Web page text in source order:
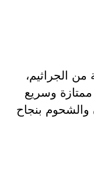
الجراثيم،
وسريع
والشحوم بنجاح